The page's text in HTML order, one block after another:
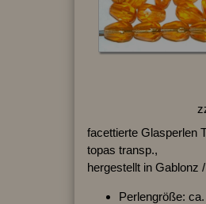
facettierte Glasperlen
topas transp.,
hergestellt in Gablonz
Perlengröße: